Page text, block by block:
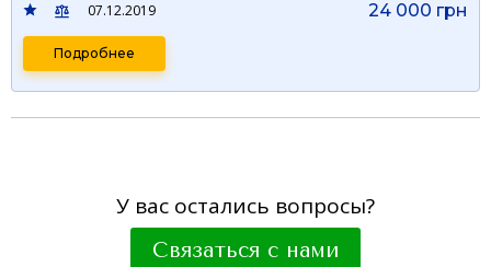
07.12.2019
24 000 грн
Подробнее
У вас остались вопросы?
Связаться с нами